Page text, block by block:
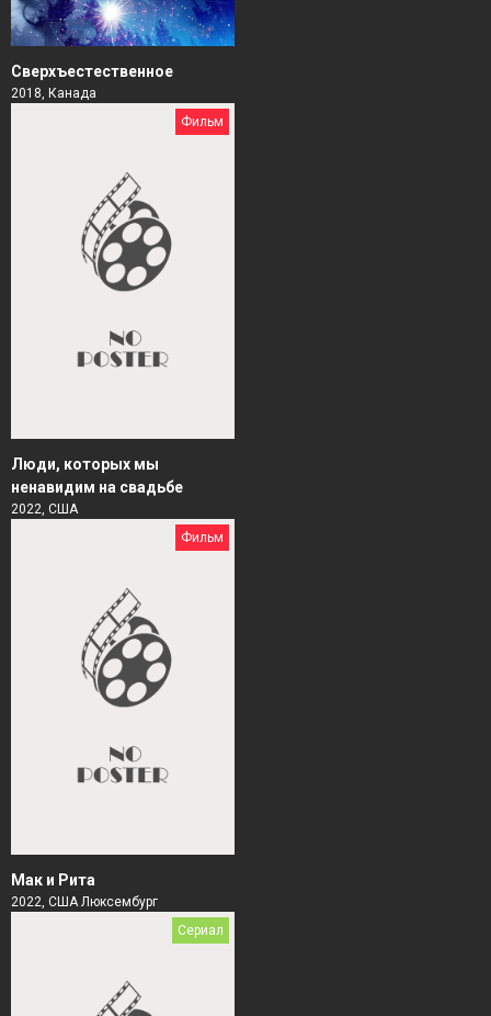
Сверхъестественное
2018, Канада
Фильм
Люди, которых мы
ненавидим на свадьбе
2022, США
Фильм
Мак и Рита
2022, США Люксембург
Сериал